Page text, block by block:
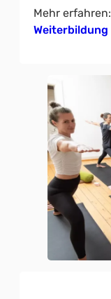
Mehr erfahren:
Weiterbildung